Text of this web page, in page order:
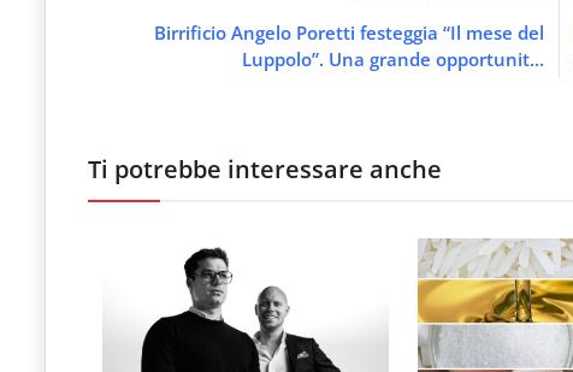
Birrificio Angelo Poretti festeggia “Il mese del
Luppolo”. Una grande opportunit...
Ti potrebbe interessare anche